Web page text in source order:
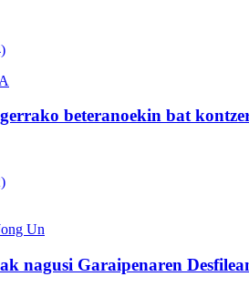
beteranoekin bat
Un
nagusi Garaipenaren